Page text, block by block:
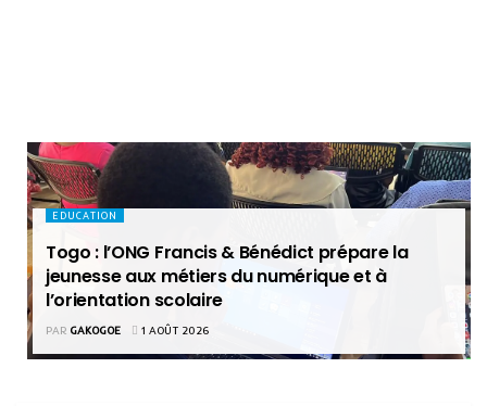
EDUCATION
Togo : l’ONG Francis & Bénédict prépare la
jeunesse aux métiers du numérique et à
l’orientation scolaire
PAR GAKOGOE 1 AOÛT 2026